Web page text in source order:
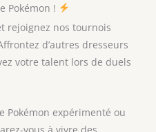
Pokémon !
rejoignez nos tournois
d’autres dresseurs
votre talent lors de duels
Pokémon expérimenté ou
vous à vivre des